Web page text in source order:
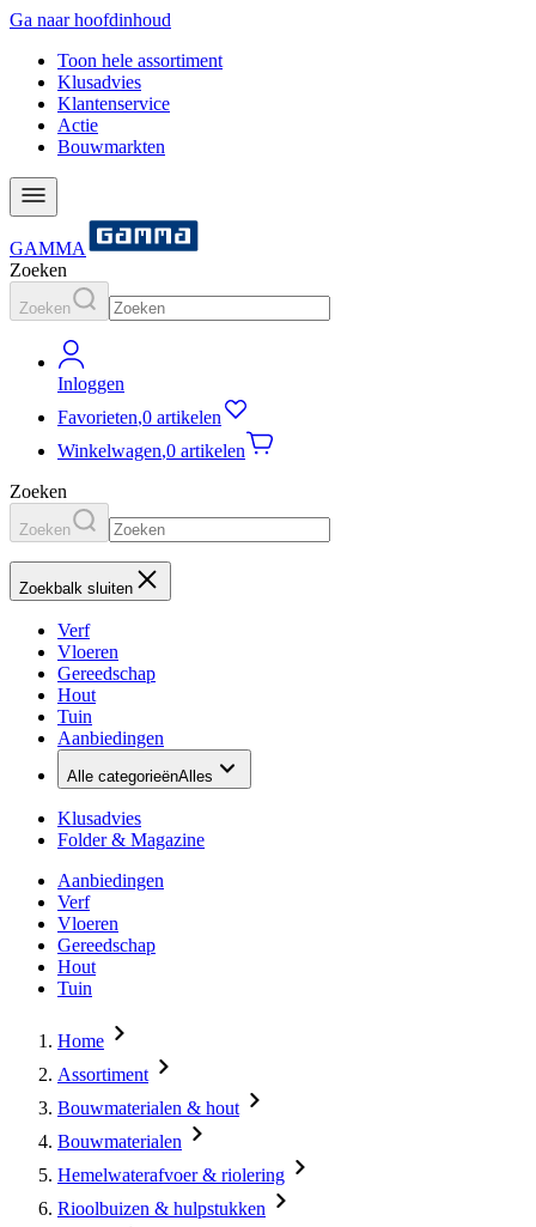
Ga naar hoofdinhoud
Toon hele assortiment
Klusadvies
Klantenservice
Actie
Bouwmarkten
GAMMA
Zoeken
Zoeken
Inloggen
Favorieten,0 artikelen
Winkelwagen,0 artikelen
Zoeken
Zoeken
Zoekbalk sluiten
Verf
Vloeren
Gereedschap
Hout
Tuin
Aanbiedingen
Alle categorieënAlles
Klusadvies
Folder & Magazine
Aanbiedingen
Verf
Vloeren
Gereedschap
Hout
Tuin
Home
Assortiment
Bouwmaterialen & hout
Bouwmaterialen
Hemelwaterafvoer & riolering
Rioolbuizen & hulpstukken